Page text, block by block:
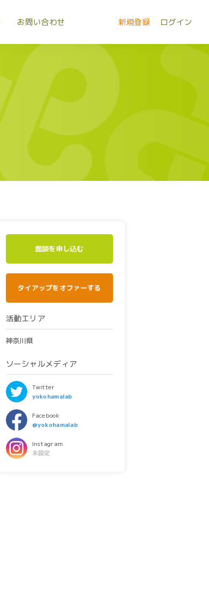
お問い合わせ 新規登録 ログイン
面談を申し込む
タイアップをオファーする
活動エリア
神奈川県
ソーシャルメディア
Twitter
yokohamalab
Facebook
@yokohamalab
Instagram
未設定